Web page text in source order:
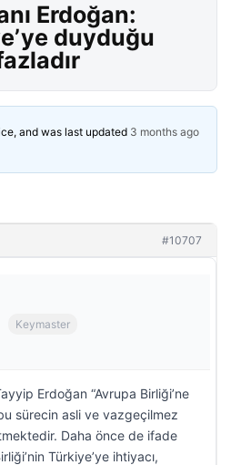
Erdoğan:
duyduğu
and was last updated 3 months ago
#10707
Keymaster
Erdoğan “Avrupa Birliği’ne
sürecin asli ve vazgeçilmez
Daha önce de ifade
Türkiye’ye ihtiyacı,